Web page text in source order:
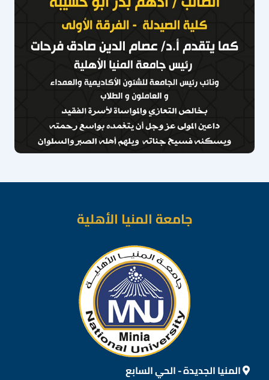
جامعة المنيا الأهلية
المنيا الجديدة - الحي السابع